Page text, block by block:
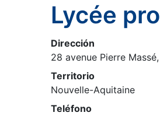
Lycée
Dirección
28 avenue Pierre
Territorio
Nouvelle-Aquitaine
Teléfono